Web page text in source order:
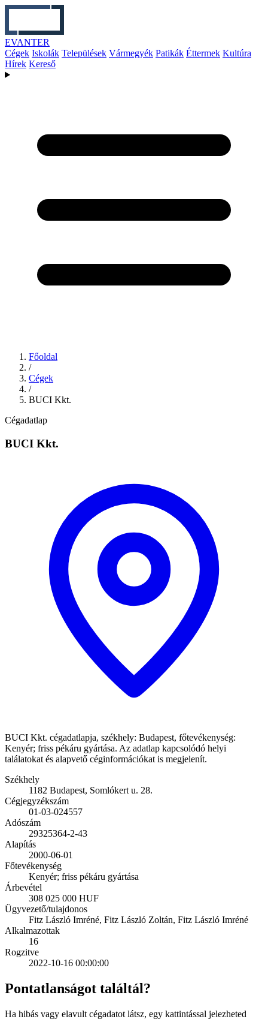
EVANTER
Cégek Iskolák Települések Vármegyék Patikák Éttermek Kultúra
Hírek Kereső
Főoldal
/
Cégek
/
BUCI Kkt.
Cégadatlap
BUCI Kkt.
BUCI Kkt. cégadatlapja, székhely: Budapest, főtevékenység:
Kenyér; friss pékáru gyártása. Az adatlap kapcsolódó helyi
találatokat és alapvető céginformációkat is megjelenít.
Székhely
1182 Budapest, Somlókert u. 28.
Cégjegyzékszám
01-03-024557
Adószám
29325364-2-43
Alapítás
2000-06-01
Főtevékenység
Kenyér; friss pékáru gyártása
Árbevétel
308 025 000 HUF
Ügyvezető/tulajdonos
Fitz László Imréné, Fitz László Zoltán, Fitz László Imréné
Alkalmazottak
16
Rogzitve
2022-10-16 00:00:00
Pontatlanságot találtál?
Ha hibás vagy elavult cégadatot látsz, egy kattintással jelezheted